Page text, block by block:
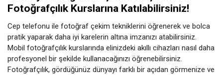
Fotoğrafçılık Kurslarına Katılabilirsiniz!
Cep telefonu ile fotoğraf çekim tekniklerini öğrenerek ve bolca
pratik yaparak daha iyi karelerin altına imzanızı atabilirsiniz.
Mobil fotoğrafçılık kurslarında elinizdeki akıllı cihazları nasıl daha
profesyonel bir şekilde kullanacağınızı öğrenebilirsiniz.
Fotoğrafçılık, gördüğünüz dünyayı farklı bir açıdan görmenize ve